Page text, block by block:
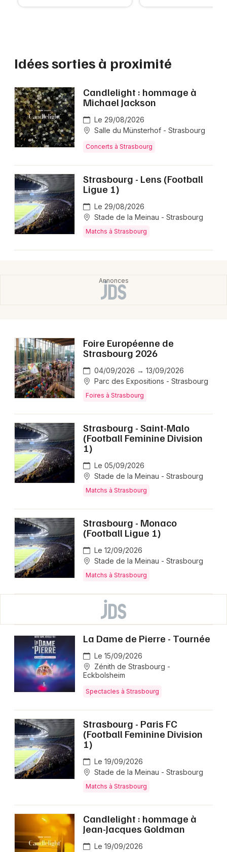
Idées sorties à proximité
Candlelight : hommage à
Michael Jackson
Le 29/08/2026
Salle du Münsterhof - Strasbourg
Concerts à Strasbourg
Strasbourg - Lens (Football
Ligue 1)
Le 29/08/2026
Stade de la Meinau - Strasbourg
Matchs à Strasbourg
Foire Européenne de
Strasbourg 2026
04/09/2026 → 13/09/2026
Parc des Expositions - Strasbourg
Foires à Strasbourg
Strasbourg - Saint-Malo
(Football Feminine Division
1)
Le 05/09/2026
Stade de la Meinau - Strasbourg
Matchs à Strasbourg
Strasbourg - Monaco
(Football Ligue 1)
Le 12/09/2026
Stade de la Meinau - Strasbourg
Matchs à Strasbourg
La Dame de Pierre - Tournée
Le 15/09/2026
Zénith de Strasbourg -
Eckbolsheim
Spectacles à Strasbourg
Strasbourg - Paris FC
(Football Feminine Division
1)
Le 19/09/2026
Stade de la Meinau - Strasbourg
Matchs à Strasbourg
Candlelight : hommage à
Jean-Jacques Goldman
Le 19/09/2026